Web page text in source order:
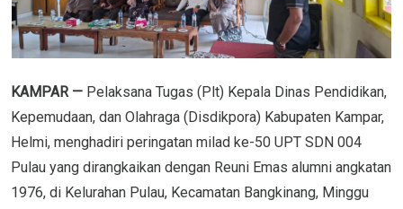
KAMPAR — Pelaksana Tugas (Plt) Kepala Dinas Pendidikan,
Kepemudaan, dan Olahraga (Disdikpora) Kabupaten Kampar,
Helmi, menghadiri peringatan milad ke-50 UPT SDN 004
Pulau yang dirangkaikan dengan Reuni Emas alumni angkatan
1976, di Kelurahan Pulau, Kecamatan Bangkinang, Minggu